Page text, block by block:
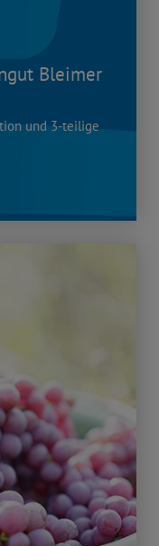
Bleimer
und 3-teilige